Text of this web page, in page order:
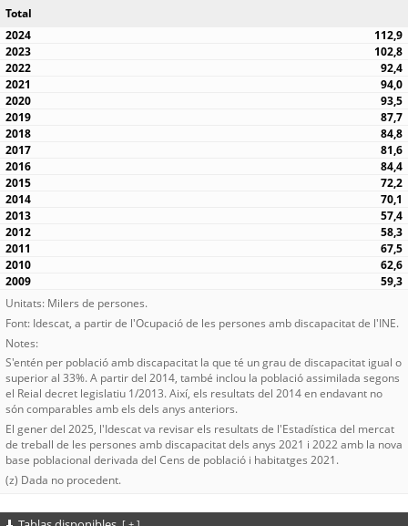
Total
112,9
102,8
92,4
94,0
93,5
87,7
84,8
81,6
84,4
72,2
70,1
57,4
58,3
67,5
62,6
59,3
Unitats: Milers de persones.
Font: Idescat, a partir de l'Ocupació de les persones amb discapacitat de l'INE.
Notes:
S'entén per població amb discapacitat la que té un grau de discapacitat igual o
superior al 33%. A partir del 2014, també inclou la població assimilada segons
el Reial decret legislatiu 1/2013. Així, els resultats del 2014 en endavant no
són comparables amb els dels anys anteriors.
El gener del 2025, l'Idescat va revisar els resultats de l'Estadística del mercat
de treball de les persones amb discapacitat dels anys 2021 i 2022 amb la nova
base poblacional derivada del Cens de població i habitatges 2021.
(z) Dada no procedent.